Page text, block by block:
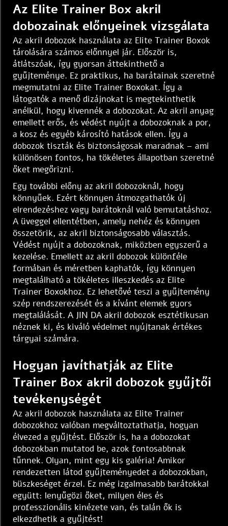
Az Elite Trainer Box akril
dobozainak előnyeinek vizsgálata
Az akril dobozok használata az Elite Trainer Boxok
tárolására számos előnnyel jár. Először is,
átlátszóak, így gyorsan áttekinthető a
gyűjteménye. Ez praktikus, ha barátainak szeretné
megmutatni az Elite Trainer Boxokat. Így a
látogatók a menő dizájnokat is megtekinthetik
anélkül, hogy kivennék a dobozokat. Az akril anyag
emellett erős, és védést nyújt a dobozoknak a por,
a kosz és egyéb károsító hatások ellen. Így a
dobozok tiszták és biztonságosak maradnak – ami
különösen fontos, ha tökéletes állapotban szeretné
őket megőrizni.
Egy további előny az akril dobozoknál, hogy
könnyűek. Ezért könnyen átmozgathatók új
elrendezéshez vagy barátoknál való bemutatáshoz.
A üveggel ellentétben, amely nehéz és könnyen
összetörik, az akril biztonságosabb választás.
Védést nyújt a dobozoknak, miközben egyszerű a
kezelése. Emellett az akril dobozok különféle
formában és méretben kaphatók, így könnyen
megtalálható a tökéletes illeszkedés az Elite
Trainer Boxokhoz. Ez lehetővé teszi a gyűjtemény
szép rendszerezését és a kívánt elemek gyors
megtalálását. A JIN DA akril dobozok esztétikusan
néznek ki, és kiváló védelmet nyújtanak értékes
tárgyai számára.
Hogyan javíthatják az Elite
Trainer Box akril dobozok gyűjtői
tevékenységét
Az akril dobozok használata az Elite Trainer
dobozokhoz valóban megváltoztathatja, hogyan
élvezed a gyűjtést. Először is, ha a dobozokat
dobozokban mutatod be, azok fontosabbnak
tűnnek. Olyan, mint egy kis galéria! Amikor
rendezetten látod gyűjteményedet a dobozokban,
büszkeséget érzel. Ez még izgalmasabb barátokkal
együtt: lenyűgözi őket, milyen éles és
professzionális kinézete van, és talán ők is
elkezdhetik a gyűjtést!